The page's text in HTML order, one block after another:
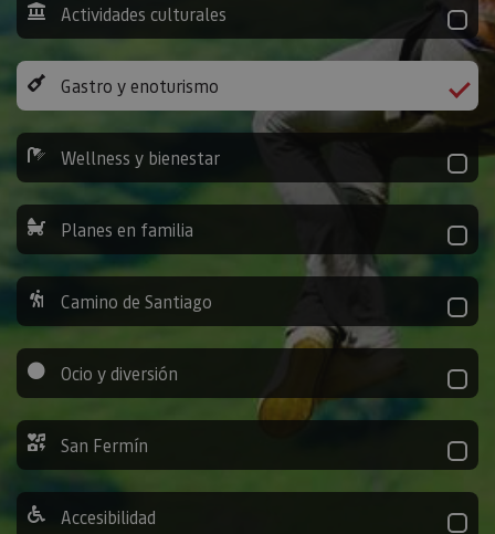
Actividades culturales
Gastro y enoturismo
Wellness y bienestar
Planes en familia
Camino de Santiago
Ocio y diversión
San Fermín
Accesibilidad